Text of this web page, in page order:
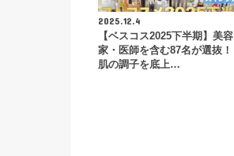
2025.12.4
【ベスコス2025下半期】美容
家・医師を含む87名が選抜！
肌の調子を底上…